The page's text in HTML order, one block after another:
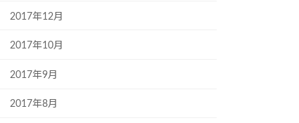
2017年12月
2017年10月
2017年9月
2017年8月